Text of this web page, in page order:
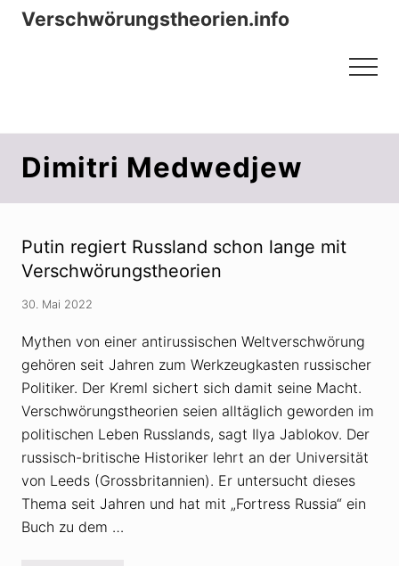
Menu
Zum
ZurVerschwörungstheorien.info
Menu
Dimitri Medwedjew
Putin regiert Russland schon lange mit
Verschwörungstheorien
30. Mai 2022
Mythen von einer antirussischen Weltverschwörung
gehören seit Jahren zum Werkzeugkasten russischer
Politiker. Der Kreml sichert sich damit seine Macht.
Verschwörungstheorien seien alltäglich geworden im
politischen Leben Russlands, sagt Ilya Jablokov. Der
russisch-britische Historiker lehrt an der Universität
von Leeds (Grossbritannien). Er untersucht dieses
Thema seit Jahren und hat mit „Fortress Russia“ ein
Buch zu dem …